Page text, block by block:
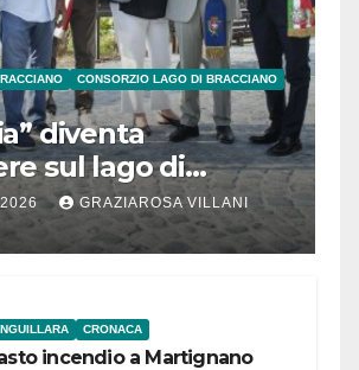
CONSORZIO LAGO DI BRACCIANO
diventa
sul lago di
ieriGRAZIAROSA VILLANI
CRONACA
incendio a Martignano